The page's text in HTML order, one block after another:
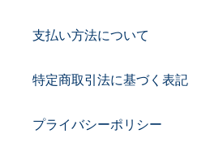
支払い方法について
特定商取引法に基づく表記
プライバシーポリシー